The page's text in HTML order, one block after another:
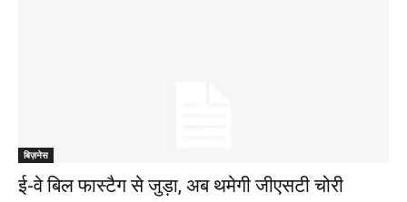
बिज़नेस
ई-वे बिल फास्टैग से जुड़ा, अब थमेगी जीएसटी चोरी